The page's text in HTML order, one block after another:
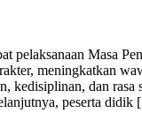
pelaksanaan Masa
meningkatkan
kedisiplinan, dan
peserta